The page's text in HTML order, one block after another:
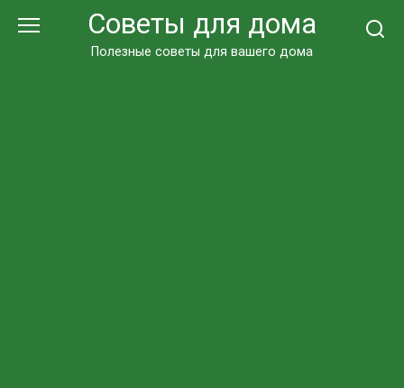
Советы для дома
Полезные советы для вашего дома